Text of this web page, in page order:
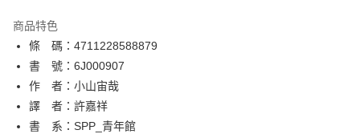
相關說明
【關於「AFTEE先享後付」】
AFTEE先享後付是「在收到商品之後才付款」的支付方式。 讓您購物簡單
便利好安心！
１．簡單：不需註冊會員、不需綁卡、不需儲值。
２．便利：只要手機號碼，簡訊認證，即可結帳。
３．安心：先確認商品／服務後，再付款。
ATM付款
運送方式
全家取貨付款
商品特色
條 碼：4711228588879
書 號：6J000907
作 者：小山宙哉
譯 者：許嘉祥
書 系：SPP_青年館